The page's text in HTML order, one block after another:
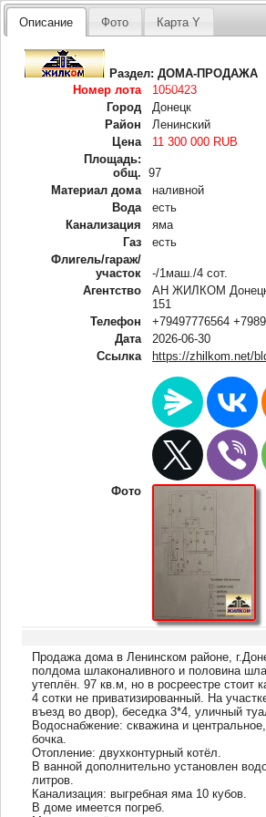
Описание Фото Карта Y
Раздел:ДОМА-ПРОДАЖА
Номер лота
1050423
Город
Донецк
Район
Ленинский
Цена
11 300 000 RUB
Площадь:
общ.
97
Материал дома
наливной
Вода
есть
Канализация
яма
Газ
есть
Флигель/гараж/
участок
-/1маш./4 сот.
Агентство
АН ЖИЛКОМ Донецк
151
Телефон
+79497776564
Дата
2026-06-30
Ссылка
https://zhilkom.net/
Фото
Продажа дома в Ленинском районе,
полдома шлаконаливного и половина
утеплён. 97 кв.м, но в росреестре стоит
4 сотки не приватизированный. На
въезд во двор), беседка 3*4, уличный
Водоснабжение: скважина и
бочка.
Отопление: двухконтурный котёл.
В ванной дополнительно установлен
литров.
Канализация: выгребная яма 10 кубов.
В доме имеется погреб.